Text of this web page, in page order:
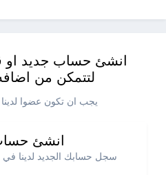
انشئ حساب جديد او
لتتمكن من
يجب ان تكون عضوا لدينا
انشئ
سجل حسابك الجديد لدينا في